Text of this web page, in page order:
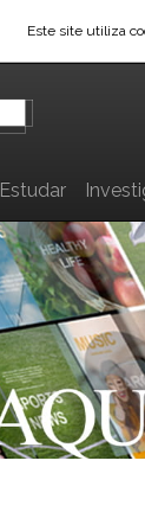
Este site utiliza
Estudar